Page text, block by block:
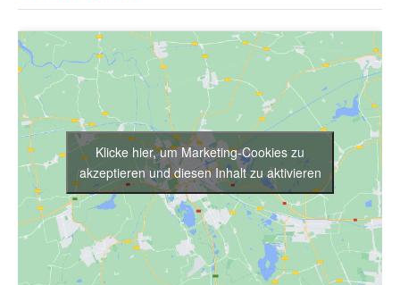
Klicke hier, um Marketing-Cookies zu
akzeptieren und diesen Inhalt zu aktivieren